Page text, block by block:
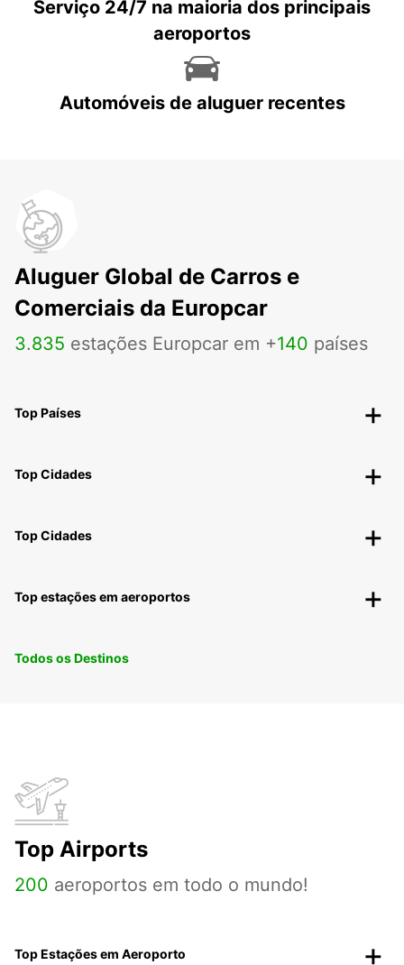
Serviço 24/7 na maioria dos principais
aeroportos
Automóveis de aluguer recentes
Aluguer Global de Carros e
Comerciais da Europcar
3.835 estações Europcar em +140 países
Top Países
Top Cidades
Top Cidades
Top estações em aeroportos
Todos os Destinos
Top Airports
200 aeroportos em todo o mundo!
Top Estações em Aeroporto